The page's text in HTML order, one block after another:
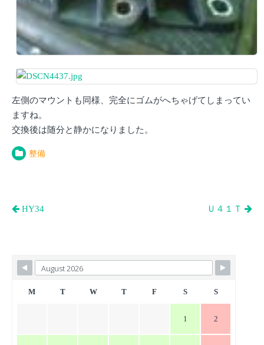
左側のマウントも同様、完全にゴムがへちゃげてしまってい
ますね。
交換後は随分と静かになりました。
整備
投
ビ
ゲ
HY34 Ｕ４１Ｔ
M T W T F S S
1 2